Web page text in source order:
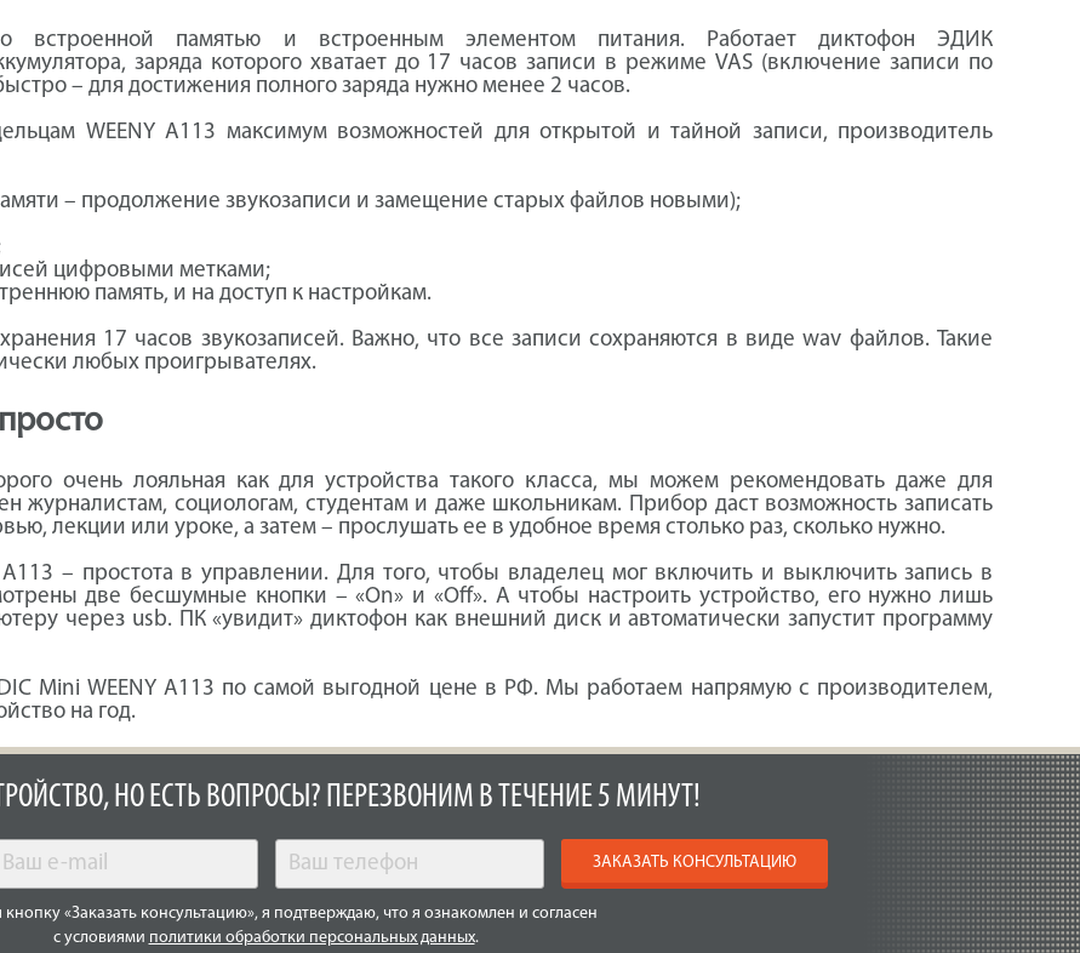
встроенной памятью и встроенным элементом питания. Работает диктофон ЭДИК
заряда которого хватает до 17 часов записи в режиме VAS (включение записи по
– для достижения полного заряда нужно менее 2 часов.
WEENY A113 максимум возможностей для открытой и тайной записи, производитель
– продолжение звукозаписи и замещение старых файлов новыми);
цифровыми метками;
память, и на доступ к настройкам.
17 часов звукозаписей. Важно, что все записи сохраняются в виде wav файлов. Такие
любых проигрывателях.
очень лояльная как для устройства такого класса, мы можем рекомендовать даже для
журналистам, социологам, студентам и даже школьникам. Прибор даст возможность записать
лекции или уроке, а затем – прослушать ее в удобное время столько раз, сколько нужно.
– простота в управлении. Для того, чтобы владелец мог включить и выключить запись в
две бесшумные кнопки – «On» и «Off». А чтобы настроить устройство, его нужно лишь
через usb. ПК «увидит» диктофон как внешний диск и автоматически запустит программу
Mini WEENY A113 по самой выгодной цене в РФ. Мы работаем напрямую с производителем,
на год.
НО ЕСТЬ ВОПРОСЫ? ПЕРЕЗВОНИМ В ТЕЧЕНИЕ 5 МИНУТ!
ЗАКАЗАТЬ КОНСУЛЬТАЦИЮ
«Заказать консультацию», я подтверждаю, что я ознакомлен и согласен
с условиями политики обработки персональных данных.